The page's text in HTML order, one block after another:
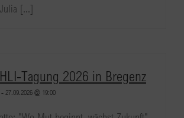
[...]
Tagung 2026 in Bregenz
-27.09.2026 @ 19:00